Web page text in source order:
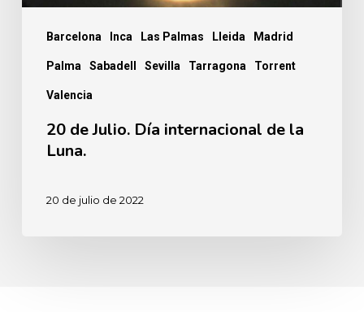
Barcelona Inca Las Palmas Lleida Madrid
Palma Sabadell Sevilla Tarragona Torrent
Valencia
20 de Julio. Día internacional de la
Luna.
20 de julio de 2022